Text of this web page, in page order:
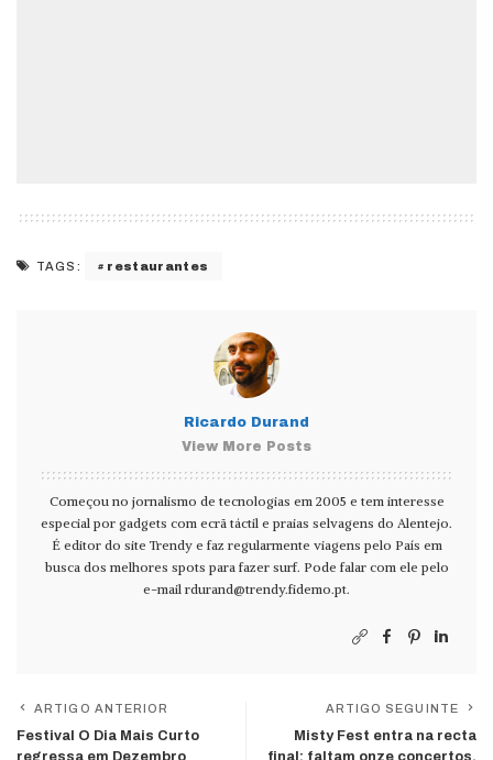
TAGS: restaurantes
Ricardo Durand
View More Posts
Começou no jornalismo de tecnologias em 2005 e tem interesse
especial por gadgets com ecrã táctil e praias selvagens do Alentejo.
É editor do site Trendy e faz regularmente viagens pelo País em
busca dos melhores spots para fazer surf. Pode falar com ele pelo
e-mail rdurand@trendy.fidemo.pt.
ARTIGO ANTERIOR
Festival O Dia Mais Curto
ARTIGO SEGUINTE
Misty Fest entra na recta